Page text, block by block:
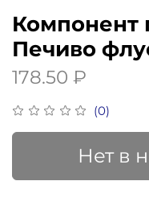
(0)
Компонент
Печиво
178.50 ₽
Нет в